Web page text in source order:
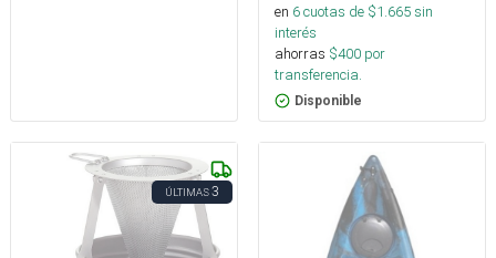
en 6cuotas de $1.665sin
interés
ahorras $400 por
transferencia.
Disponible
ÚLTIMAS3